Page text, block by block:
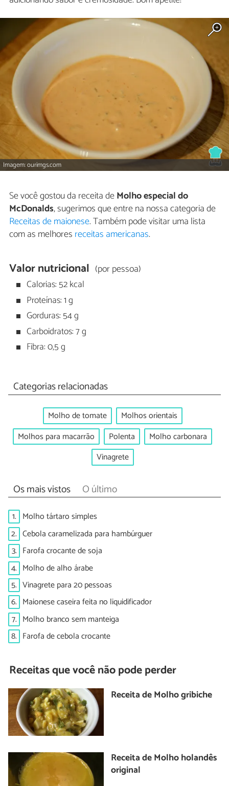
Imagem: ourimgs.com
Se você gostou da receita deMolho especial do
McDonalds, sugerimos que entre na nossa categoria de
Receitas de maionese. Também pode visitar uma lista
com as melhores receitas americanas.
Valor nutricional (por pessoa)
Calorias: 52 kcal
Proteínas: 1 g
Gorduras: 54 g
Carboidratos: 7 g
Fibra: 0,5 g
Categorias relacionadas
Molho de tomate
Molhos orientais
Molhos para macarrão
Polenta
Molho carbonara
Vinagrete
Os mais vistos O último
1. Molho tártaro simples
2. Cebola caramelizada para hambúrguer
3. Farofa crocante de soja
4. Molho de alho árabe
5. Vinagrete para 20 pessoas
6. Maionese caseira feita no liquidificador
7. Molho branco sem manteiga
8. Farofa de cebola crocante
Receitas que você não pode perder
Receita de Molho gribiche
Receita de Molho holandês
original